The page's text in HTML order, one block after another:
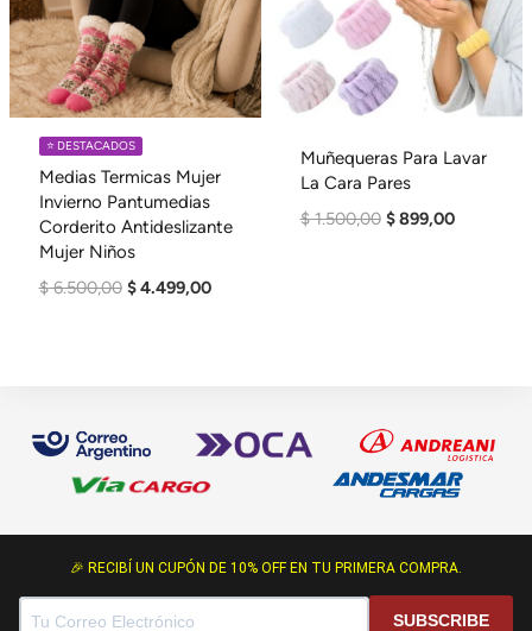
⭐️ DESTACADOS
Medias Termicas Mujer
Invierno Pantumedias
Corderito Antideslizante
Mujer Niños
$6.500,00 El
$4.499,00El
Muñequeras Para Lavar
La Cara Pares
$1.500,00 El
$899,00El
🎉 RECIBÍ UN CUPÓN DE 10% OFF EN TU PRIMERA COMPRA.
SUBSCRIBE